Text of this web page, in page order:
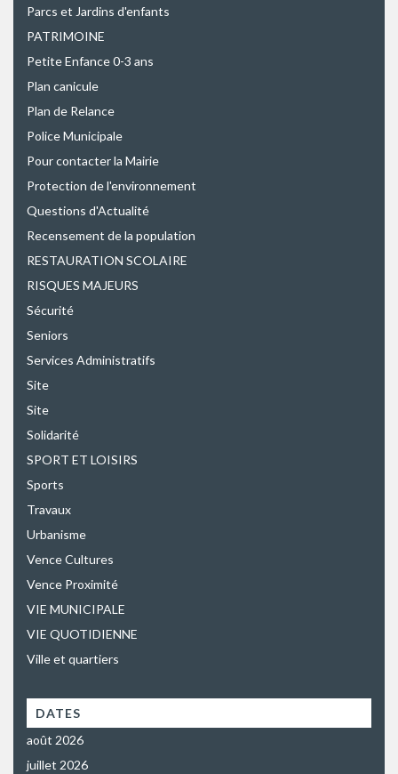
Parcs et Jardins d'enfants
PATRIMOINE
Petite Enfance 0-3 ans
Plan canicule
Plan de Relance
Police Municipale
Pour contacter la Mairie
Protection de l'environnement
Questions d'Actualité
Recensement de la population
RESTAURATION SCOLAIRE
RISQUES MAJEURS
Sécurité
Seniors
Services Administratifs
Site
Site
Solidarité
SPORT ET LOISIRS
Sports
Travaux
Urbanisme
Vence Cultures
Vence Proximité
VIE MUNICIPALE
VIE QUOTIDIENNE
Ville et quartiers
DATES
août 2026
juillet 2026